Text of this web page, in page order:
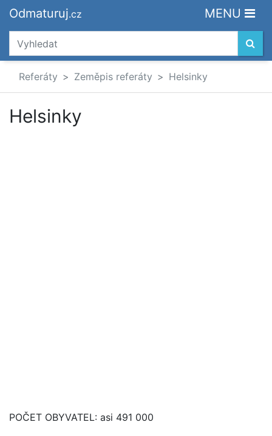
Odmaturuj.cz MENU
Referáty Zeměpis referáty Helsinky
Helsinky
POČET OBYVATEL: asi 491 000